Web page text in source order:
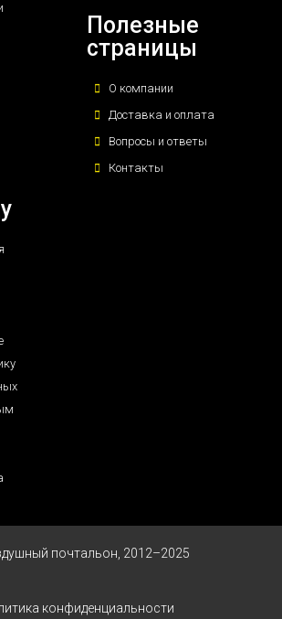
Полезные
страницы
О компании
Доставка и оплата
Вопросы и ответы
Контакты
почтальон, 2012–2025
конфиденциальности